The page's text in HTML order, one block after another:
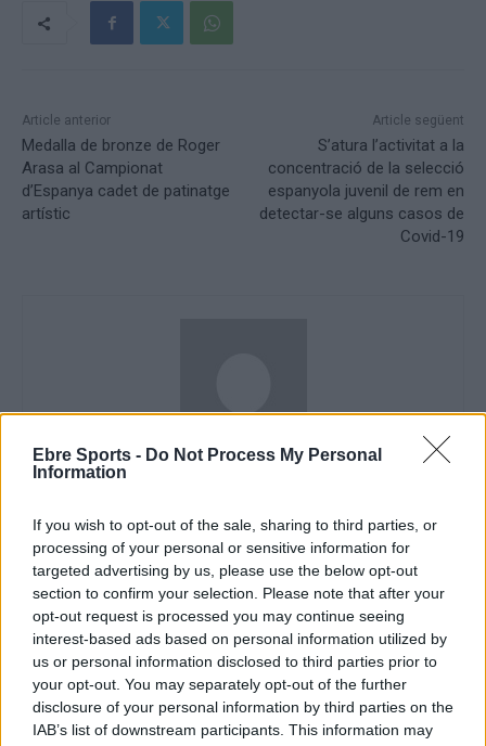
Ebre Sports - Do Not Process My Personal
Information
If you wish to opt-out of the sale, sharing to third parties, or
processing of your personal or sensitive information for
targeted advertising by us, please use the below opt-out
section to confirm your selection. Please note that after your
opt-out request is processed you may continue seeing
interest-based ads based on personal information utilized by
us or personal information disclosed to third parties prior to
your opt-out. You may separately opt-out of the further
disclosure of your personal information by third parties on the
IAB’s list of downstream participants. This information may
Article anterior
Medalla de bronze de Roger
Arasa al Campionat
d’Espanya cadet de patinatge
artístic
Article següent
S’atura l’activitat a la
concentració de la selecció
espanyola juvenil de rem en
detectar-se alguns casos de
Covid-19
http://ebresports.cat
ARTICLES RELACIONATS
Pàdel
El rapitenc Albert Roglan finalista a Gavà
en l’última competició del Màster Català
2024
desembre 16, 2024